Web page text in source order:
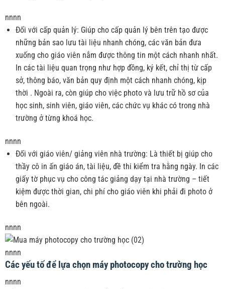
nnnn
Đối với cấp quản lý: Giúp cho cấp quản lý bên trên tạo được
những bản sao lưu tài liệu nhanh chóng, các văn bản đưa
xuống cho giáo viên nắm được thông tin một cách nhanh nhất.
In các tài liệu quan trọng như hợp đồng, ký kết, chỉ thị từ cấp
sở, thông báo, văn bản quy định một cách nhanh chóng, kịp
thời . Ngoài ra, còn giúp cho việc photo và lưu trữ hồ sơ của
học sinh, sinh viên, giáo viên, các chức vụ khác có trong nhà
trường ở từng khoá học.
nnnn
Đối với giáo viên/ giảng viên nhà trường: Là thiết bị giúp cho
thầy cô in ấn giáo án, tài liệu, đề thi kiểm tra hằng ngày. In các
giấy tờ phục vụ cho công tác giảng dạy tại nhà trường – tiết
kiệm được thời gian, chi phí cho giáo viên khi phải đi photo ở
bên ngoài.
nnnn
nnnn
Các yếu tố để lựa chọn máy photocopy cho trường học
nnnn